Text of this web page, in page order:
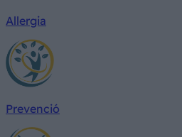
Allergia
Prevenció